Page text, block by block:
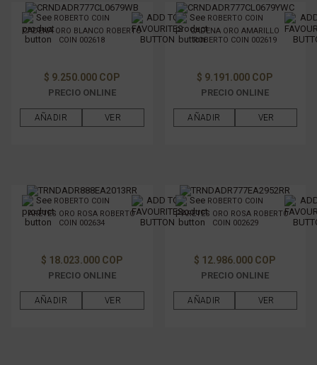
ROBERTO COIN
CADENA ORO BLANCO ROBERTO
COIN 002618
$ 9.250.000 COP
PRECIO ONLINE
AÑADIR VER
ROBERTO COIN
CADENA ORO AMARILLO
ROBERTO COIN 002619
$ 9.191.000 COP
PRECIO ONLINE
AÑADIR VER
ROBERTO COIN
ARETES ORO ROSA ROBERTO
COIN 002634
$ 18.023.000 COP
PRECIO ONLINE
AÑADIR VER
ROBERTO COIN
ARETES ORO ROSA ROBERTO
COIN 002629
$ 12.986.000 COP
PRECIO ONLINE
AÑADIR VER